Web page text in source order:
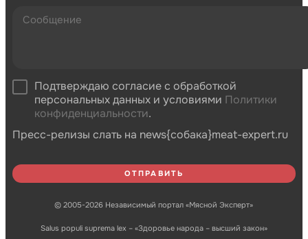
Подтверждаю согласие с обработкой
персональных данных и условиями Политики
конфиденциальности.
Пресс-релизы слать на news{собака}meat-expert.ru
© 2005-2026 Независимый портал «Мясной Эксперт»
Salus populi suprema lex – «Здоровье народа – высший закон»